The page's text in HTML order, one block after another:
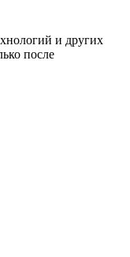
и других
после